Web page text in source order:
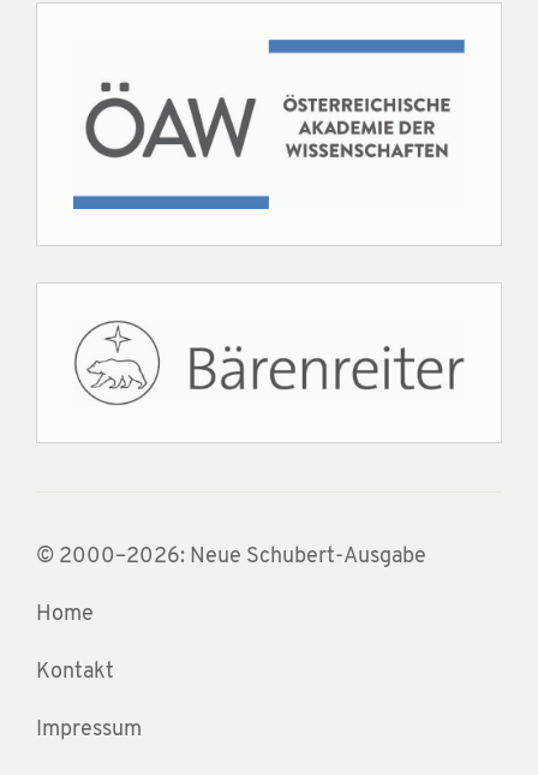
© 2000–2026: Neue Schubert-Ausgabe
Home
Kontakt
Impressum